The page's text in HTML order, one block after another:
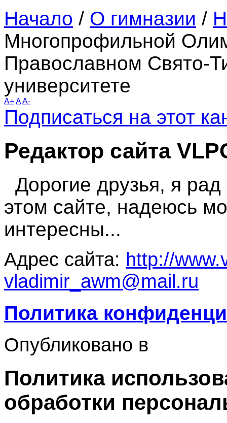
Начало / О гимназии /
Многопрофильной
Православном Свято-
университете
A+AA-
Подписаться на этот
Редактор сайта
Дорогие друзья, я рад
этом сайте, надеюсь
интересны...
Адрес сайта: http://
vladimir_awm@mail.ru
Политика
Опубликовано в
Политика
обработки